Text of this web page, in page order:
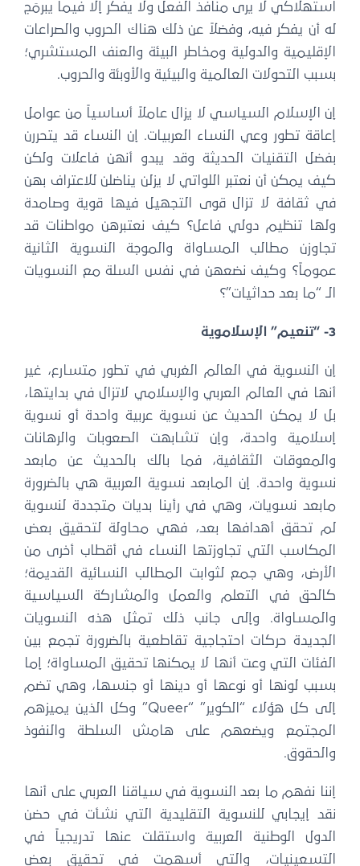
استهلاكي لا يرى منافذ الفعل ولا يفكر إلا فيما يبرمَج
له أن يفكر فيه، وفضلاً عن ذلك هناك الحروب والصراعات
الإقليمية والدولية ومخاطر البيئة والعنف المستشري؛
بسبب التحولات العالمية والبيئية والأوبئة والحروب.
إن الإسلام السياسي لا يزال عاملاً أساسياً من عوامل
إعاقة تطور وعي النساء العربيات. إن النساء قد يتحررن
بفضل التقنيات الحديثة وقد يبدو أنهن فاعلات ولكن
كيف يمكن أن نعتبر اللواتي لا يزلن يناضلن للاعتراف بهن
في ثقافة لا تزال قوى التجهيل فيها قوية وصامدة
ولها تنظيم دولي فاعل؟ كيف نعتبرهن مواطنات قد
تجاوزن مطالب المساواة والموجة النسوية الثانية
عموماً؟ وكيف نضعهن في نفس السلة مع النسويات
الـ “ما بعد حداثيات”؟
3- “تنعيم” الإسلاموية
إن النسوية في العالم الغربي في تطور متسارع، غير
أنها في العالم العربي والإسلامي لاتزال في بدايتها،
بل لا يمكن الحديث عن نسوية عربية واحدة أو نسوية
إسلامية واحدة، وإن تشابهت الصعوبات والرهانات
والمعوقات الثقافية، فما بالك بالحديث عن مابعد
نسوية واحدة. إن المابعد نسوية العربية هي بالضرورة
مابعد نسويات، وهي في رأينا بديات متجددة لنسوية
لم تحقق أهدافها بعد، فهي محاولة لتحقيق بعض
المكاسب التي تجاوزتها النساء في أقطاب أخرى من
الأرض، وهي جمع لثوابت المطالب النسائية القديمة؛
كالحق في التعلم والعمل والمشاركة السياسية
والمساواة. وإلى جانب ذلك تمثل هذه النسويات
الجديدة حركات احتجاجية تقاطعية بالضرورة تجمع بين
الفئات التي وعت أنها لا يمكنها تحقيق المساواة؛ إما
بسبب لونها أو نوعها أو دينها أو جنسها، وهي تضم
إلى كل هؤلاء “الكوير” “Queer” وكل الذين يميزهم
المجتمع ويضعهم على هامش السلطة والنفوذ
والحقوق.
إننا نفهم ما بعد النسوية في سياقنا العربي على أنها
نقد إيجابي للنسوية التقليدية التي نشأت في حضن
الدول الوطنية العربية واستقلت عنها تدريجياً في
التسعينيات، والتي أسهمت في تحقيق بعض